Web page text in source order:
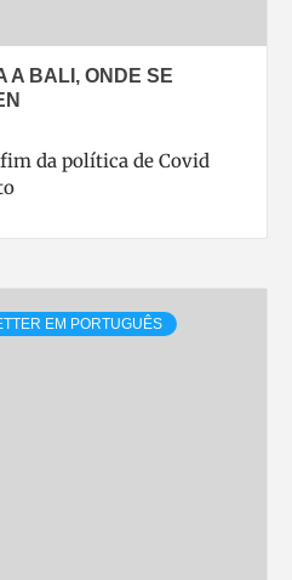
A BALI, ONDE SE
da política de Covid
EM PORTUGUÊS